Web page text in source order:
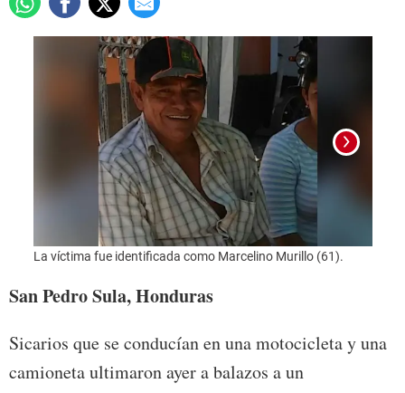
La víctima fue identificada como Marcelino Murillo (61). La
San Pedro Sula, Honduras
Sicarios que se conducían en una motocicleta y una
camioneta ultimaron ayer a balazos a un